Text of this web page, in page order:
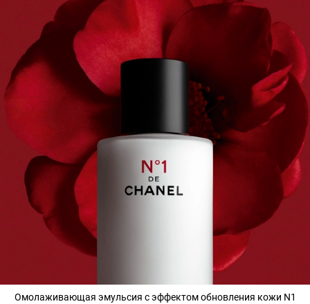
Омолаживающая эмульсия с эффектом обновления кожи N1